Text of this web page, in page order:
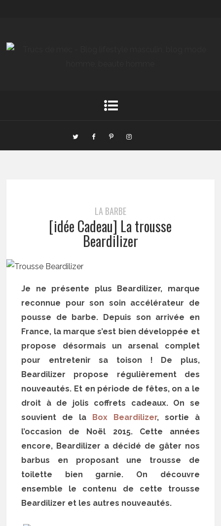
LA BARBE
[idée Cadeau] La trousse
Beardilizer
Je ne présente plus Beardilizer, marque
reconnue pour son soin accélérateur de
pousse de barbe. Depuis son arrivée en
France, la marque s’est bien développée et
propose désormais un arsenal complet
pour entretenir sa toison ! De plus,
Beardilizer propose régulièrement des
nouveautés. Et en période de fêtes, on a le
droit à de jolis coffrets cadeaux. On se
souvient de la Box Beardilizer, sortie à
l’occasion de Noël 2015. Cette années
encore, Beardilizer a décidé de gâter nos
barbus en proposant une trousse de
toilette bien garnie. On découvre
ensemble le contenu de cette trousse
Beardilizer et les autres nouveautés.